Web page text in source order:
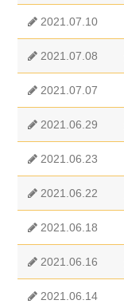
2021.07.10
2021.07.08
2021.07.07
2021.06.29
2021.06.23
2021.06.22
2021.06.18
2021.06.16
2021.06.14